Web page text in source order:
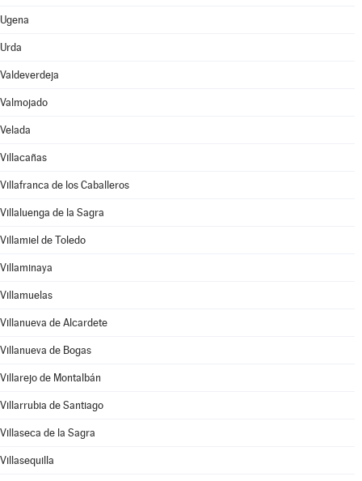
Ugena
Urda
Valdeverdeja
Valmojado
Velada
Villacañas
Villafranca de los Caballeros
Villaluenga de la Sagra
Villamiel de Toledo
Villaminaya
Villamuelas
Villanueva de Alcardete
Villanueva de Bogas
Villarejo de Montalbán
Villarrubia de Santiago
Villaseca de la Sagra
Villasequilla